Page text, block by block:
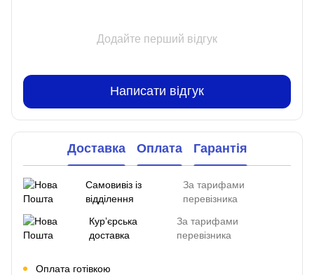
Додайте перший відгук
Написати відгук
Доставка Оплата Гарантія
Самовивіз із
відділення
За тарифами
перевізника
Курʼєрська
доставка
За тарифами
перевізника
Оплата готівкою